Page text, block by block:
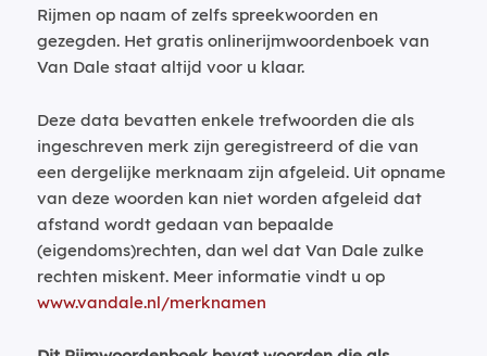
Rijmen op naam of zelfs spreekwoorden en
gezegden. Het gratis onlinerijmwoordenboek van
Van Dale staat altijd voor u klaar.
Deze data bevatten enkele trefwoorden die als
ingeschreven merk zijn geregistreerd of die van
een dergelijke merknaam zijn afgeleid. Uit opname
van deze woorden kan niet worden afgeleid dat
afstand wordt gedaan van bepaalde
(eigendoms)rechten, dan wel dat Van Dale zulke
rechten miskent. Meer informatie vindt u op
www.vandale.nl/merknamen